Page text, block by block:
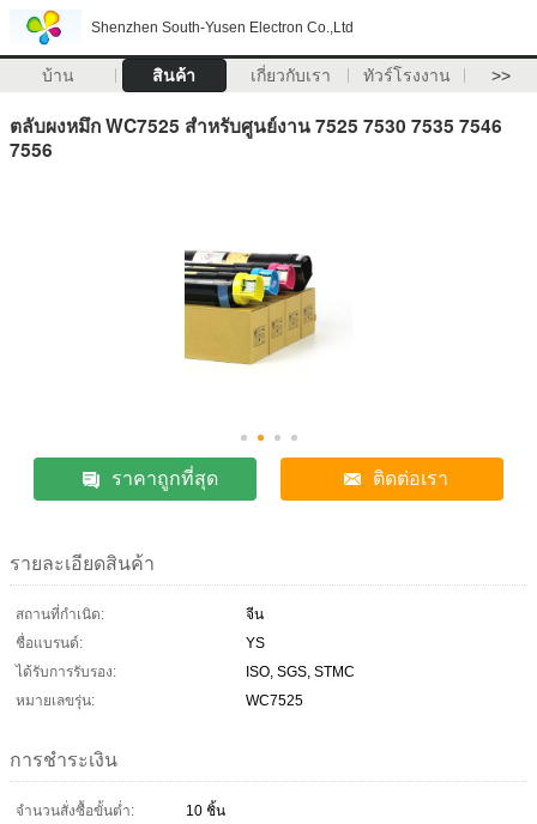
Shenzhen South-Yusen Electron Co.,Ltd
บ้าน สินค้า เกี่ยวกับเรา ทัวร์โรงงาน >>
ตลับผงหมึก WC7525 สำหรับศูนย์งาน 7525 7530 7535 7546
7556
ราคาถูกที่สุด ติดต่อเรา
รายละเอียดสินค้า
สถานที่กำเนิด:
จีน
ชื่อแบรนด์:
YS
ได้รับการรับรอง:
ISO, SGS, STMC
หมายเลขรุ่น:
WC7525
การชำระเงิน
จำนวนสั่งซื้อขั้นต่ำ:
10 ชิ้น